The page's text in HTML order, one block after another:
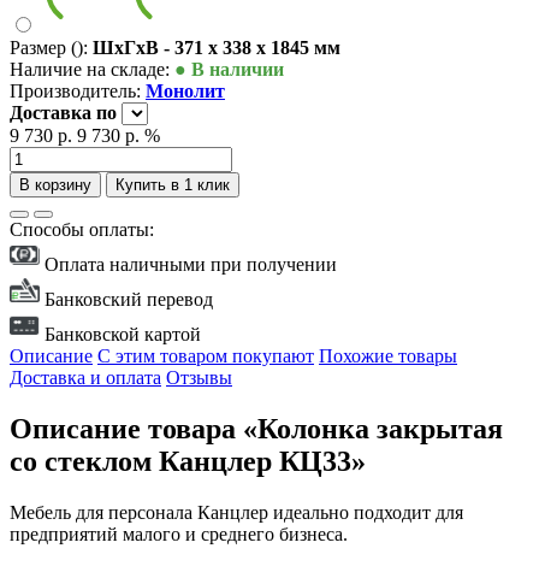
Размер (): ШxГxВ - 371 x 338 x 1845 мм
Наличие на складе: ● В наличии
Производитель: Монолит
Доставка по
9 730 р. 9 730 р. %
В корзину Купить в 1 клик
Способы оплаты:
Оплата наличными при получении
Банковский перевод
Банковской картой
Описание С этим товаром покупают Похожие товары
Доставка и оплата Отзывы
Описание товара «Колонка закрытая
со стеклом Канцлер КЦ33»
Мебель для персонала Канцлер идеально подходит для
предприятий малого и среднего бизнеса.